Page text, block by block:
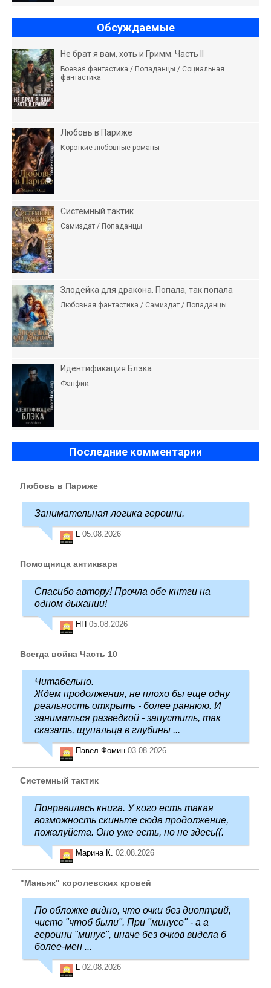
Обсуждаемые
Не брат я вам, хоть и Гримм. Часть II
Боевая фантастика / Попаданцы / Социальная
фантастика
Любовь в Париже
Короткие любовные романы
Системный тактик
Самиздат / Попаданцы
Злодейка для дракона. Попала, так попала
Любовная фантастика / Самиздат / Попаданцы
Идентификация Блэка
Фанфик
Последние комментарии
Любовь в Париже
Занимательная логика героини.
L 05.08.2026
Помощница антиквара
Спасибо автору! Прочла обе кнтги на
одном дыхании!
НП 05.08.2026
Всегда война Часть 10
Читабельно.
Ждем продолжения, не плохо бы еще одну
реальность открыть - более раннюю. И
заниматься разведкой - запустить, так
сказать, щупальца в глубины ...
Павел Фомин 03.08.2026
Системный тактик
Понравилась книга. У кого есть такая
возможность скиньте сюда продолжение,
пожалуйста. Оно уже есть, но не здесь((.
Марина К. 02.08.2026
"Маньяк" королевских кровей
По обложке видно, что очки без диоптрий,
чисто "чтоб были". При "минусе" - а а
героини "минус", иначе без очков видела б
более-мен ...
L 02.08.2026